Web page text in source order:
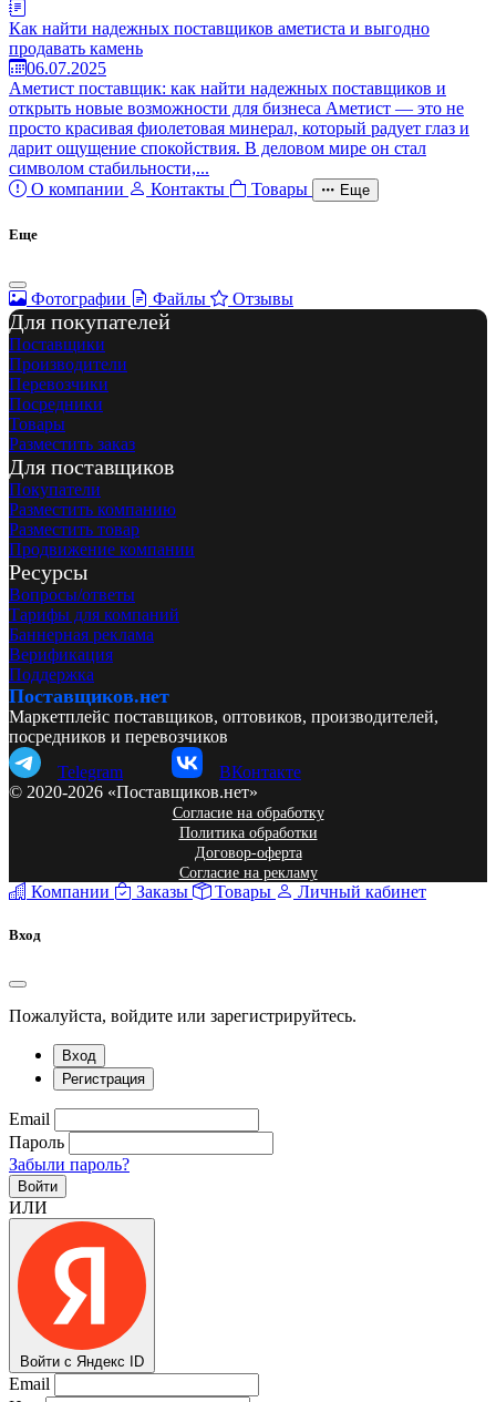
Как найти надежных поставщиков аметиста и выгодно
продавать камень
06.07.2025
Аметист поставщик: как найти надежных поставщиков и
открыть новые возможности для бизнеса Аметист — это не
просто красивая фиолетовая минерал, который радует глаз и
дарит ощущение спокойствия. В деловом мире он стал
символом стабильности,...
О компании
Контакты Товары Еще
Еще
Фотографии Файлы Отзывы
Для покупателей
Поставщики
Производители
Перевозчики
Посредники
Товары
Разместить заказ
Для поставщиков
Покупатели
Разместить компанию
Разместить товар
Продвижение компании
Ресурсы
Вопросы/ответы
Тарифы для компаний
Баннерная реклама
Верификация
Поддержка
Поставщиков.нет
Маркетплейс поставщиков, оптовиков, производителей,
посредников и перевозчиков
Telegram
ВКонтакте
© 2020-2026 «Поставщиков.нет»
Согласие на обработку
Политика обработки
Договор-оферта
Согласие на рекламу
Компании Заказы Товары Личный кабинет
Вход
Пожалуйста, войдите или зарегистрируйтесь.
Вход
Регистрация
Email
Пароль
Забыли пароль?
Войти
ИЛИ
Войти с Яндекс ID
Email